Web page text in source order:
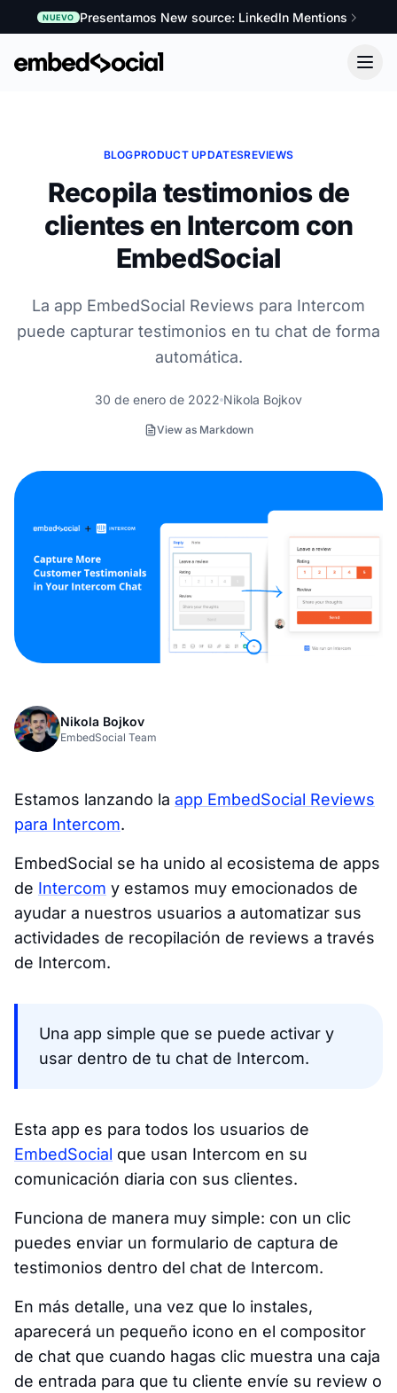
NUEVO Presentamos New source: LinkedIn Mentions
BLOGPRODUCT UPDATESREVIEWS
Recopila testimonios de
clientes en Intercom con
EmbedSocial
La app EmbedSocial Reviews para Intercom
puede capturar testimonios en tu chat de forma
automática.
30 de enero de 2022 Nikola Bojkov
View as Markdown
Nikola Bojkov
EmbedSocial Team
Estamos lanzando la app EmbedSocial Reviews
para Intercom.
EmbedSocial se ha unido al ecosistema de apps
de Intercom y estamos muy emocionados de
ayudar a nuestros usuarios a automatizar sus
actividades de recopilación de reviews a través
de Intercom.
Una app simple que se puede activar y
usar dentro de tu chat de Intercom.
Esta app es para todos los usuarios de
EmbedSocial que usan Intercom en su
comunicación diaria con sus clientes.
Funciona de manera muy simple: con un clic
puedes enviar un formulario de captura de
testimonios dentro del chat de Intercom.
En más detalle, una vez que lo instales,
aparecerá un pequeño icono en el compositor
de chat que cuando hagas clic muestra una caja
de entrada para que tu cliente envíe su review o